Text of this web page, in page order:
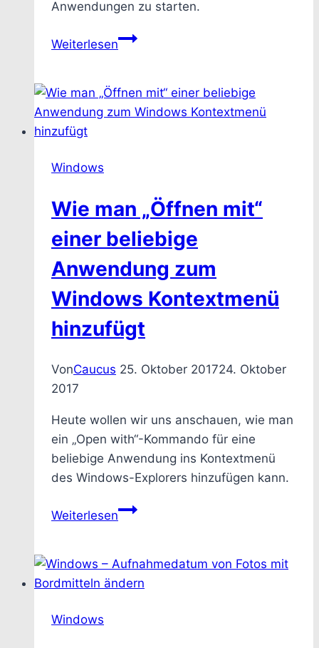
Anwendungen zu starten.
WeiterlesenWindows
man
eine
des
Desktops
hinzufügen
kann
Windows
Wie man „Öffnen mit“
einer beliebige
Anwendung zum
Windows Kontextmenü
hinzufügt
VonCaucus 25. Oktober 201724. Oktober
2017
Heute wollen wir uns anschauen, wie man
ein „Open with“-Kommando für eine
beliebige Anwendung ins Kontextmenü
des Windows-Explorers hinzufügen kann.
WeiterlesenWie
mit“
einer
Windows